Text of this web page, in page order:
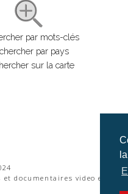
par mots-clés
par pays
sur la carte
documentaires video et